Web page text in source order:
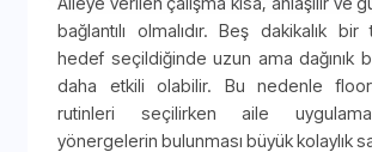
bağlantılı olmalıdır. Beş dakikalık
hedef seçildiğinde uzun ama dağınık
daha etkili olabilir. Bu nedenle
rutinleri seçilirken aile
yönergelerin bulunması büyük kolaylık